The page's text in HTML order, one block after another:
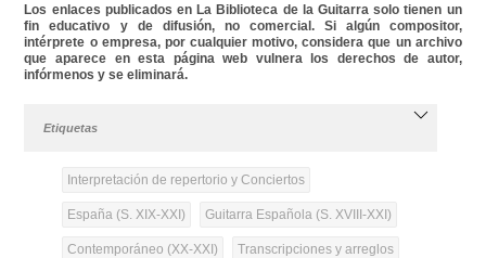
Los enlaces publicados en La Biblioteca de la Guitarra solo tienen un
fin educativo y de difusión, no comercial. Si algún compositor,
intérprete o empresa, por cualquier motivo, considera que un archivo
que aparece en esta página web vulnera los derechos de autor,
infórmenos y se eliminará.
Etiquetas
Interpretación de repertorio y Conciertos
España (S. XIX-XXI) Guitarra Española (S. XVIII-XXI)
Contemporáneo (XX-XXI) Transcripciones y arreglos